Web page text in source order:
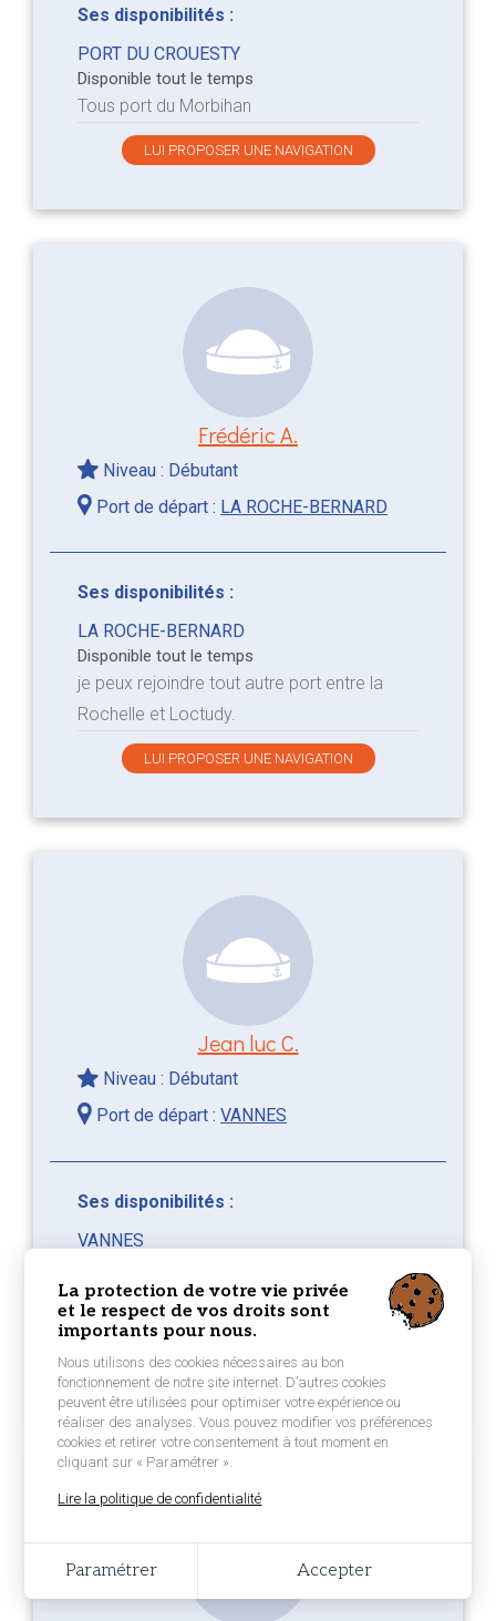
Ses disponibilités :
PORT DU CROUESTY
Disponible tout le temps
Tous port du Morbihan
LUI PROPOSER UNE NAVIGATION
Frédéric A.
Niveau : Débutant
Port de départ : LA ROCHE-BERNARD
Ses disponibilités :
LA ROCHE-BERNARD
Disponible tout le temps
je peux rejoindre tout autre port entre la
Rochelle et Loctudy.
LUI PROPOSER UNE NAVIGATION
Jean luc C.
Niveau : Débutant
Port de départ :VANNES
Ses disponibilités :
VANNES
ARZAL CAMOEL
Disponible tout le temps
LUI PROPOSER UNE NAVIGATION
La protection de votre vie privée
et le respect de vos droits sont
importants pour nous.
Nous utilisons des cookies nécessaires au bon
fonctionnement de notre site internet. D’autres cookies
peuvent être utilisées pour optimiser votre expérience ou
réaliser des analyses. Vous pouvez modifier vos préférences
cookies et retirer votre consentement à tout moment en
cliquant sur « Paramétrer ».
Lire la politique de confidentialité
Paramétrer Accepter